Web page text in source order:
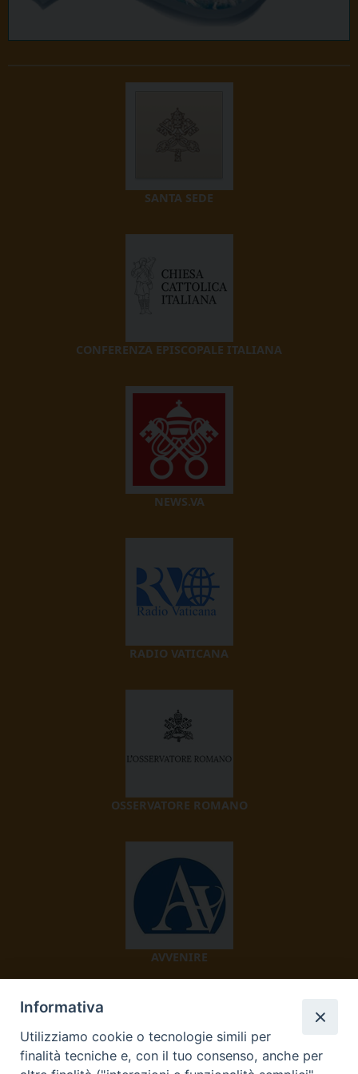
SANTA SEDE
CONFERENZA EPISCOPALE ITALIANA
NEWS.VA
RADIO VATICANA
OSSERVATORE ROMANO
AVVENIRE
Informativa
Utilizziamo cookie o tecnologie simili per
finalità tecniche e, con il tuo consenso, anche per